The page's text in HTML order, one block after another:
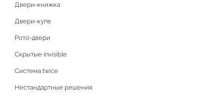
Двери-книжка
Двери-купе
Рото-двери
Скрытые invisible
Система twice
Нестандартные решения